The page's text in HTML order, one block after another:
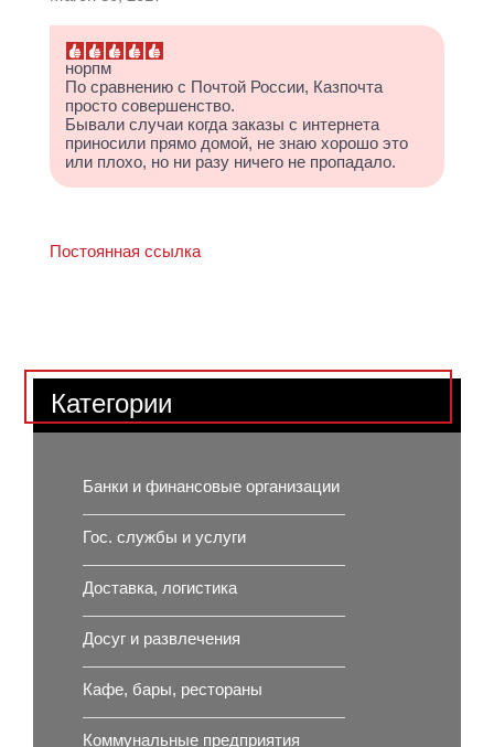
норпм
По сравнению с Почтой России, Казпочта
просто совершенство.
Бывали случаи когда заказы с интернета
приносили прямо домой, не знаю хорошо это
или плохо, но ни разу ничего не пропадало.
Постоянная ссылка
Категории
Банки и финансовые организации
Гос. службы и услуги
Доставка, логистика
Досуг и развлечения
Кафе, бары, рестораны
Коммунальные предприятия